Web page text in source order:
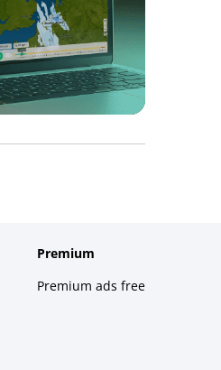
Premium
Premium ads free